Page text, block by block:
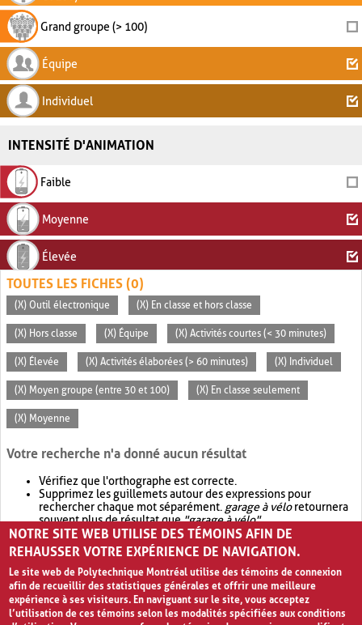
Grand groupe (> 100)
Équipe
Individuel
INTENSITÉ D'ANIMATION
Faible
Moyenne
Élevée
TOUTES LES FICHES (0)
(X) Outil électronique (X) En classe et hors classe
(X) Hors classe (X) Équipe (X) Activités courtes (< 30 minutes)
(X) Élevée (X) Activités élaborées (> 60 minutes) (X) Individuel
(X) Moyen groupe (entre 30 et 100) (X) En classe seulement
(X) Moyenne
Votre recherche n'a donné aucun résultat
Vérifiez que l'orthographe est correcte.
Supprimez les guillemets autour des expressions pour
rechercher chaque mot séparément. garage à véloretournera
souvent plus de résultat que"garage à vélo".
Envisagez d'élargir votre recherche avec OR.garage OR vélo
retournera souvent plus de résultat quegarage à vélo
NOTRE SITE WEB UTILISE DES TÉMOINS AFIN DE
REHAUSSER VOTRE EXPÉRIENCE DE NAVIGATION.
Le site web de Polytechnique Montréal utilise des témoins de connexion
afin de recueillir des statistiques générales et offrir une meilleure
expérience à ses visiteurs. En naviguant sur le site, vous acceptez
l’utilisation de ces témoins selon les modalités spécifiées aux conditions